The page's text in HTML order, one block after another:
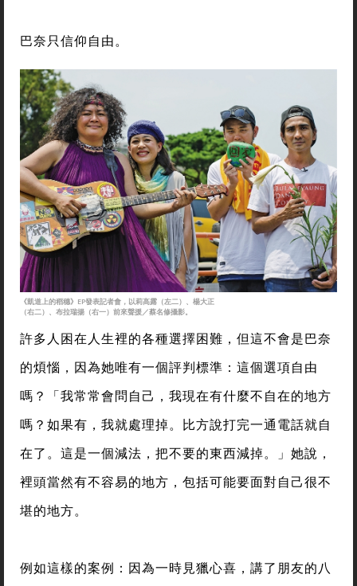
巴奈只信仰自由。
《凱道上的稻穗》EP發表記者會，以莉高露（左二）、楊大正
（右二）、布拉瑞揚（右一）前來聲援／蔡名修攝影。
許多人困在人生裡的各種選擇困難，但這不會是巴奈
的煩惱，因為她唯有一個評判標準：這個選項自由
嗎？「我常常會問自己，我現在有什麼不自在的地方
嗎？如果有，我就處理掉。比方說打完一通電話就自
在了。這是一個減法，把不要的東西減掉。」她說，
裡頭當然有不容易的地方，包括可能要面對自己很不
堪的地方。
例如這樣的案例：因為一時見獵心喜，講了朋友的八